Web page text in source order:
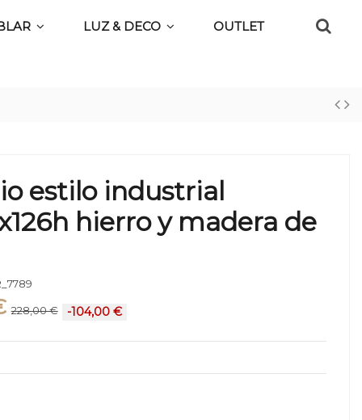
LUZ & DECO OUTLET
estilo industrial
hierro y madera de
228,00 € -104,00 €